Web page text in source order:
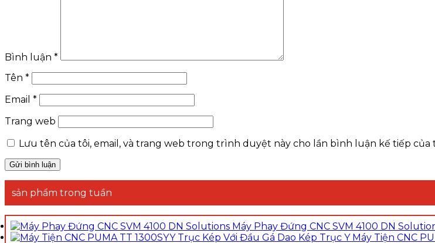
Bình luận *
Tên *
Email *
Trang web
Lưu tên của tôi, email, và trang web trong trình duyệt này cho lần bình luận kế tiếp của
sản phẩm trong tuần
Máy Phay Đứng CNC SVM 4100 DN
Máy Tiện CNC